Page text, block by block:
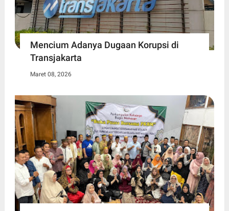
Mencium Adanya Dugaan Korupsi di
Transjakarta
Maret 08, 2026